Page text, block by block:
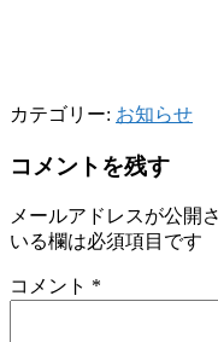
カテゴリー: お知らせ
コメントを残す
メールアドレスが公開
いる欄は必須項目です
コメント *